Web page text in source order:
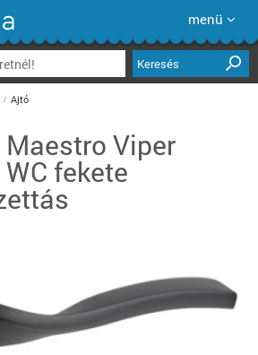
menü
Keresés
Ajtó
Maestro Viper
fekete